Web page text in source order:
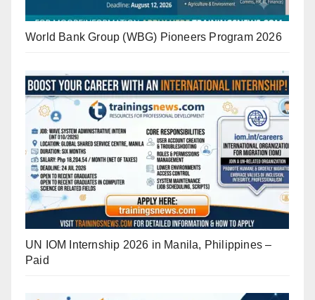
World Bank Group (WBG) Pioneers Program 2026
UN IOM Internship 2026 in Manila, Philippines –
Paid